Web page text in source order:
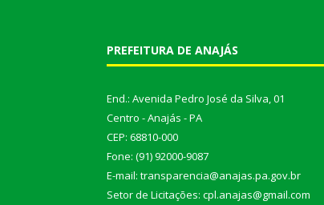
PREFEITURA DE ANAJÁS
End.: Avenida Pedro José da Silva, 01
Centro - Anajás - PA
CEP: 68810-000
Fone: (91) 92000-9087
E-mail: transparencia@anajas.pa.gov.br
Setor de Licitações: cpl.anajas@gmail.com